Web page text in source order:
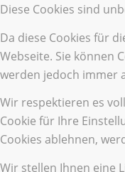
Diese Cookies sind
Da diese Cookies für
Webseite. Sie können
werden jedoch immer
Wir respektieren es
Cookie für Ihre
Cookies ablehnen,
Wir stellen Ihnen eine